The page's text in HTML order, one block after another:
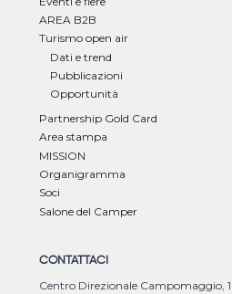
AREA B2B
Turismo open air
Dati e trend
Pubblicazioni
Opportunità
Partnership Gold Card
Area stampa
MISSION
Organigramma
Soci
Salone del Camper
CONTATTACI
Centro Direzionale Campomaggio,